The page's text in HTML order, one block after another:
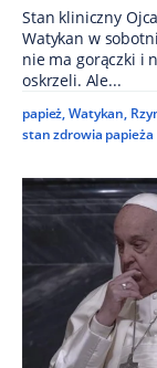
Stan kliniczny
Watykan w
nie ma gorączki i
oskrzeli. Ale...
papież,Watykan,
stan zdrowia papieża